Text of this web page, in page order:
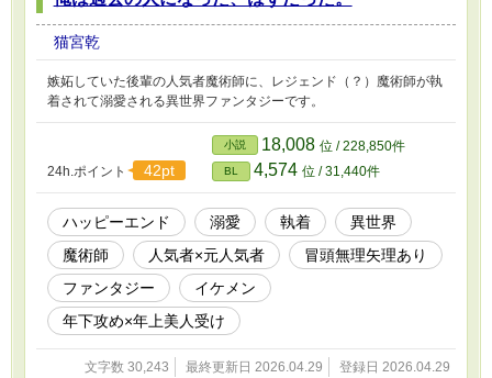
猫宮乾
嫉妬していた後輩の人気者魔術師に、レジェンド（？）魔術師が執
着されて溺愛される異世界ファンタジーです。
24h.ポイント 42pt
小説 18,008 位 / 228,850件
BL 4,574 位 / 31,440件
ハッピーエンド 溺愛 執着
異世界
魔術師
人気者×元人気者
冒頭無理矢理あり
ファンタジー
イケメン
年下攻め×年上美人受け
文字数 30,243 最終更新日 2026.04.29 登録日 2026.04.29